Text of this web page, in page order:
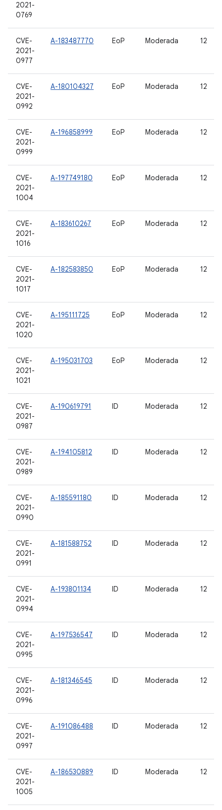
2021-
0769
CVE-
2021-
0977
A-183487770 EoP Moderada 12
CVE-
2021-
0992
A-180104327 EoP Moderada 12
CVE-
2021-
0999
A-196858999 EoP Moderada 12
CVE-
2021-
1004
A-197749180 EoP Moderada 12
CVE-
2021-
1016
A-183610267 EoP Moderada 12
CVE-
2021-
1017
A-182583850 EoP Moderada 12
CVE-
2021-
1020
A-195111725 EoP Moderada 12
CVE-
2021-
1021
A-195031703 EoP Moderada 12
CVE-
2021-
0987
A-190619791 ID Moderada 12
CVE-
2021-
0989
A-194105812 ID Moderada 12
CVE-
2021-
0990
A-185591180 ID Moderada 12
CVE-
2021-
0991
A-181588752 ID Moderada 12
CVE-
2021-
0994
A-193801134 ID Moderada 12
CVE-
2021-
0995
A-197536547 ID Moderada 12
CVE-
2021-
0996
A-181346545 ID Moderada 12
CVE-
2021-
0997
A-191086488 ID Moderada 12
CVE-
2021-
1005
A-186530889 ID Moderada 12